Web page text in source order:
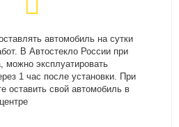
автомобиль на сутки
В Автостекло России при
можно эксплуатировать
1 час после установки. При
оставить свой автомобиль в